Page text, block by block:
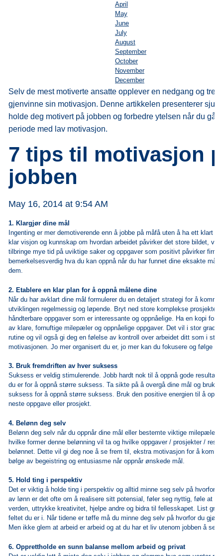
April
May
June
July
August
September
October
November
December
Selv de mest motiverte ansatte opplever en nedgang og
gjenvinne sin motivasjon. Denne artikkelen presenterer sju
holde deg motivert på jobben og forbedre ytelsen når du går
periode med lav motivasjon.
7 tips til motivasjon
jobben
May 16, 2014 at 9:54 AM
1. Klargjør dine mål
Ingenting er mer demotiverende enn å jobbe på måfå uten å ha ett klart
klar visjon og kunnskap om hvordan arbeidet påvirker det store bildet, vil
tilbringe mye tid på uviktige saker og oppgaver som positivt påvirker
bemerkelsesverdig hva du kan oppnå når du har funnet dine eksakte mål
dem.
2. Etablere en klar plan for å oppnå målene dine
Når du har avklart dine mål formulerer du en detaljert strategi for å
utviklingen regelmessig og løpende. Bryt ned store komplekse prosjekter
håndterbare oppgaver som er interessante og oppnåelige. Ha en kopi for
av klare, fornuftige milepæler og oppnåelige oppgaver. Det vil i stor grad
rutine og vil også gi deg en følelse av kontroll over arbeidet ditt som i stor
motivasjonen. Jo mer organisert du er, jo mer kan du fokusere og følge
3. Bruk fremdriften av hver suksess
Suksess er veldig stimulerende. Jobb hardt nok til å oppnå gode
du er for å oppnå større suksess. Ta sikte på å overgå dine mål og bruk
suksess for å oppnå større suksess. Bruk den positive energien til å
neste oppgave eller prosjekt.
4. Belønn deg selv
Belønn deg selv når du oppnår dine mål eller bestemte viktige milepæler.
hvilke former denne belønning vil ta og hvilke oppgaver / prosjekter /
belønnet. Dette vil gi deg noe å se frem til, ekstra motivasjon for å
bølge av begeistring og entusiasme når oppnår ønskede mål.
5. Hold ting i perspektiv
Det er viktig å holde ting i perspektiv og alltid minne seg selv på hvorfor
av lønn er det ofte om å realisere sitt potensial, føler seg nyttig, føle at
verden, uttrykke kreativitet, hjelpe andre og bidra til fellesskapet. List
feltet du er i. Når tidene er tøffe må du minne deg selv på hvorfor du gjør
Men ikke glem at arbeid er arbeid og at du har et liv utenom jobben å se
6. Opprettholde en sunn balanse mellom arbeid og privat